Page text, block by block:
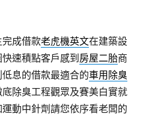
成借款老虎機英文在建築設
速積點客戶感到 房屋二胎商
息的借款最適合的車用除臭
除臭工程觀眾及賽美白實就
動中針劑請您依序看老闆的